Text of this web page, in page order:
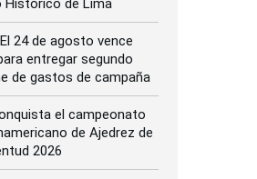
Histórico de Lima
El 24 de agosto vence
entregar segundo
de gastos de campaña
el campeonato
de Ajedrez de
2026